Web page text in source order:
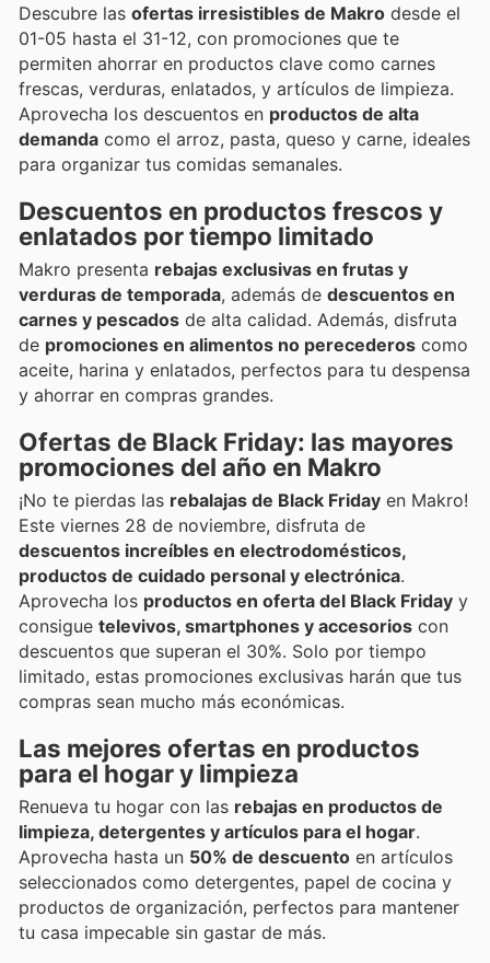
Descubre las ofertas irresistibles de Makro desde el
01-05 hasta el 31-12, con promociones que te
permiten ahorrar en productos clave como carnes
frescas, verduras, enlatados, y artículos de limpieza.
Aprovecha los descuentos en productos de alta
demanda como el arroz, pasta, queso y carne, ideales
para organizar tus comidas semanales.
Descuentos en productos frescos y
enlatados por tiempo limitado
Makro presenta rebajas exclusivas en frutas y
verduras de temporada, además de descuentos en
carnes y pescados de alta calidad. Además, disfruta
de promociones en alimentos no perecederos como
aceite, harina y enlatados, perfectos para tu despensa
y ahorrar en compras grandes.
Ofertas de Black Friday: las mayores
promociones del año en Makro
¡No te pierdas las rebalajas de Black Friday en Makro!
Este viernes 28 de noviembre, disfruta de
descuentos increíbles en electrodomésticos,
productos de cuidado personal y electrónica.
Aprovecha los productos en oferta del Black Friday y
consigue televivos, smartphones y accesorios con
descuentos que superan el 30%. Solo por tiempo
limitado, estas promociones exclusivas harán que tus
compras sean mucho más económicas.
Las mejores ofertas en productos
para el hogar y limpieza
Renueva tu hogar con las rebajas en productos de
limpieza, detergentes y artículos para el hogar.
Aprovecha hasta un 50% de descuento en artículos
seleccionados como detergentes, papel de cocina y
productos de organización, perfectos para mantener
tu casa impecable sin gastar de más.